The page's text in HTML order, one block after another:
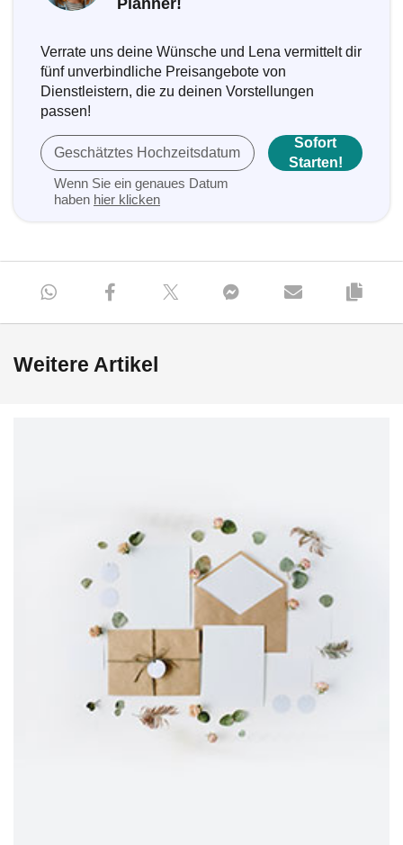
Verrate uns deine Wünsche und Lena vermittelt dir
fünf unverbindliche Preisangebote von
Dienstleistern, die zu deinen Vorstellungen
passen!
Geschätztes Hochzeitsdatum
Wenn Sie ein genaues Datum
haben hier klicken
Sofort
Starten!
Weitere Artikel